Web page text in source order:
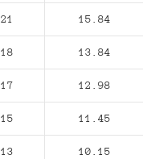
21 15.84
18 13.84
17 12.98
15 11.45
13 10.15